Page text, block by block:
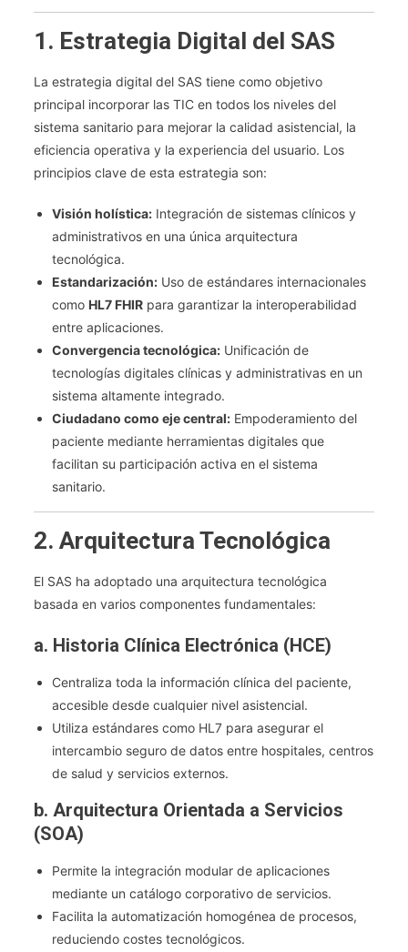
1. Estrategia Digital del SAS
La estrategia digital del SAS tiene como objetivo
principal incorporar las TIC en todos los niveles del
sistema sanitario para mejorar la calidad asistencial, la
eficiencia operativa y la experiencia del usuario. Los
principios clave de esta estrategia son:
Visión holística: Integración de sistemas clínicos y
administrativos en una única arquitectura
tecnológica.
Estandarización: Uso de estándares internacionales
comoHL7 FHIR para garantizar la interoperabilidad
entre aplicaciones.
Convergencia tecnológica: Unificación de
tecnologías digitales clínicas y administrativas en un
sistema altamente integrado.
Ciudadano como eje central: Empoderamiento del
paciente mediante herramientas digitales que
facilitan su participación activa en el sistema
sanitario.
2. Arquitectura Tecnológica
El SAS ha adoptado una arquitectura tecnológica
basada en varios componentes fundamentales:
a. Historia Clínica Electrónica (HCE)
Centraliza toda la información clínica del paciente,
accesible desde cualquier nivel asistencial.
Utiliza estándares como HL7 para asegurar el
intercambio seguro de datos entre hospitales, centros
de salud y servicios externos.
b. Arquitectura Orientada a Servicios
(SOA)
Permite la integración modular de aplicaciones
mediante un catálogo corporativo de servicios.
Facilita la automatización homogénea de procesos,
reduciendo costes tecnológicos.